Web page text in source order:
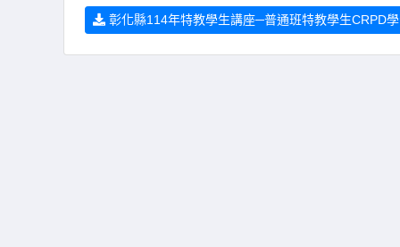
彰化縣114年特教學生講座─普通班特教學生CRPD